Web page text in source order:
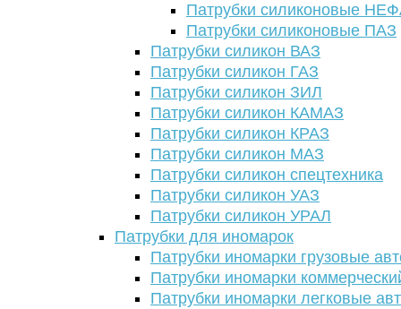
Патрубки силиконовые
Патрубки силиконовые ПАЗ
Патрубки силикон ВАЗ
Патрубки силикон ГАЗ
Патрубки силикон ЗИЛ
Патрубки силикон КАМАЗ
Патрубки силикон КРАЗ
Патрубки силикон МАЗ
Патрубки силикон спецтехника
Патрубки силикон УАЗ
Патрубки силикон УРАЛ
Патрубки для иномарок
Патрубки иномарки грузовые
Патрубки иномарки
Патрубки иномарки легковые